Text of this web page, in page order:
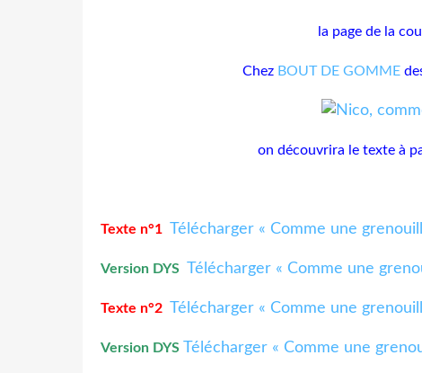
la page de la
Chez BOUT DE GOMME
on découvrira le texte à
Texte n°1 Télécharger « Comme une
Version DYS Télécharger « Comme une
Texte n°2 Télécharger « Comme une
Version DYS Télécharger « Comme une